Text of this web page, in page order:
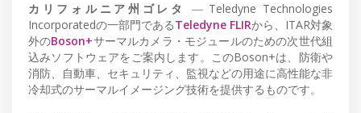
カリフォルニア州ゴレタ
― Teledyne Technologies
Incorporatedの一部門であるTeledyne FLIRから、ITAR対象
外のBoson+サーマルカメラ・モジュールのための次世代組
込みソフトウェアをご案内します。このBoson+は、防衛や
消防、自動車、セキュリティ、監視などの用途に高性能な非
冷却式のサーマルイメージング技術を提供するものです。